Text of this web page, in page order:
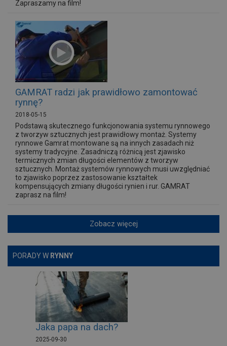
Zapraszamy na film!
GAMRAT radzi jak prawidłowo zamontować
rynnę?
2018-05-15
Podstawą skutecznego funkcjonowania systemu rynnowego
z tworzyw sztucznych jest prawidłowy montaż. Systemy
rynnowe Gamrat montowane są na innych zasadach niż
systemy tradycyjne. Zasadniczą różnicą jest zjawisko
termicznych zmian długości elementów z tworzyw
sztucznych. Montaż systemów rynnowych musi uwzględniać
to zjawisko poprzez zastosowanie kształtek
kompensujących zmiany długości rynien i rur. GAMRAT
zaprasz na film!
Zobacz więcej
PORADY W RYNNY
Jaka papa na dach?
2025-09-30